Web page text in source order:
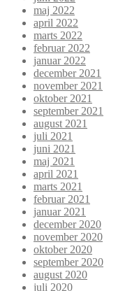
maj 2022
april 2022
marts 2022
februar 2022
januar 2022
december 2021
november 2021
oktober 2021
september 2021
august 2021
juli 2021
juni 2021
maj 2021
april 2021
marts 2021
februar 2021
januar 2021
december 2020
november 2020
oktober 2020
september 2020
august 2020
juli 2020